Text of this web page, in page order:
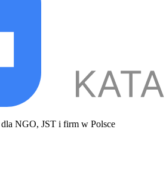
NGO, JST i firm w Polsce